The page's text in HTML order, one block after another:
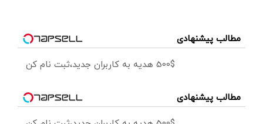
مطالب پیشنهادی
500$ هدیه به کاربران جدید،ثبت نام کن
مطالب پیشنهادی